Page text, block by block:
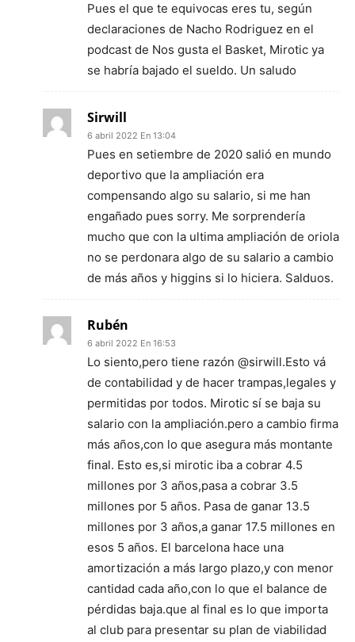
Pues el que te equivocas eres tu, según
declaraciones de Nacho Rodriguez en el
podcast de Nos gusta el Basket, Mirotic ya
se habría bajado el sueldo. Un saludo
Sirwill
6 abril 2022 En 13:04
Pues en setiembre de 2020 salió en mundo
deportivo que la ampliación era
compensando algo su salario, si me han
engañado pues sorry. Me sorprendería
mucho que con la ultima ampliación de oriola
no se perdonara algo de su salario a cambio
de más años y higgins si lo hiciera. Salduos.
Rubén
6 abril 2022 En 16:53
Lo siento,pero tiene razón @sirwill.Esto vá
de contabilidad y de hacer trampas,legales y
permitidas por todos. Mirotic sí se baja su
salario con la ampliación.pero a cambio firma
más años,con lo que asegura más montante
final. Esto es,si mirotic iba a cobrar 4.5
millones por 3 años,pasa a cobrar 3.5
millones por 5 años. Pasa de ganar 13.5
millones por 3 años,a ganar 17.5 millones en
esos 5 años. El barcelona hace una
amortización a más largo plazo,y con menor
cantidad cada año,con lo que el balance de
pérdidas baja.que al final es lo que importa
al club para presentar su plan de viabilidad